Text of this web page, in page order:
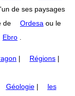
de ses paysages
de
Ordesa ou le
Ebro .
| Régions |
Géologie|
les